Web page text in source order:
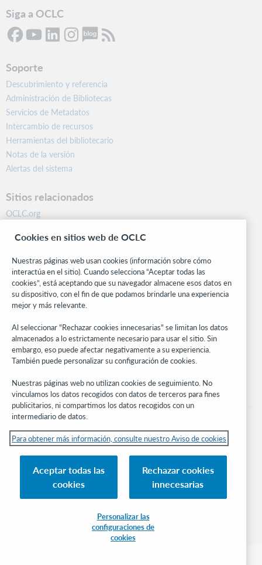
Siga a OCLC
Soporte
Descubrimiento y referencia
Administración de Bibliotecas
Servicios de Metadatos
Intercambio de recursos
Herramientas del bibliotecario
Notas de la versión
Alertas del sistema
Sitios relacionados
OCLC.org
Centro comunitario
Investigación
WebJunction
Red de desarrolladores
Manténgase al día
Obtenga las últimas novedades de los productos, estudios de
investigación, eventos y mucho más – directo a su bandeja de
entrada.
Suscríbase ahora
© 2026 OCLC
Marcas comerciales y/o marcas de servicios nacionales e internacionales de
OCLC, Inc. y de sus miembros.
Aviso de cookies Administrar mis cookies Política de privacidad
Certificado ISO 27001
Cookies en sitios web de OCLC
Nuestras páginas web usan cookies (información sobre cómo
interactúa en el sitio). Cuando selecciona “Aceptar todas las
cookies”, está aceptando que su navegador almacene esos datos en
su dispositivo, con el fin de que podamos brindarle una experiencia
mejor y más relevante.
Al seleccionar "Rechazar cookies innecesarias" se limitan los datos
almacenados a lo estrictamente necesario para usar el sitio. Sin
embargo, eso puede afectar negativamente a su experiencia.
También puede personalizar su configuración de cookies.
Nuestras páginas web no utilizan cookies de seguimiento. No
vinculamos los datos recogidos con datos de terceros para fines
publicitarios, ni compartimos los datos recogidos con un
intermediario de datos.
Para obtener más información, consulte nuestro Aviso de cookies
Aceptar todas las
cookies
Rechazar cookies
innecesarias
Personalizar las
configuraciones de
cookies